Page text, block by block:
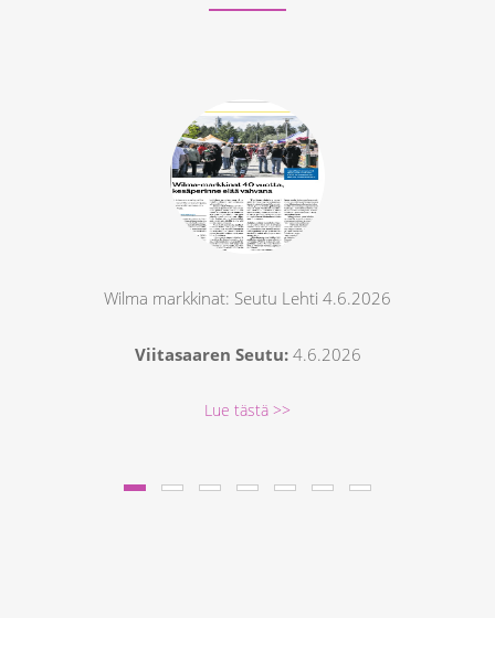
Wilma markkinat: Seutu Lehti 4.6.2026
Viitasaaren Seutu:4.6.2026
Lue tästä >>